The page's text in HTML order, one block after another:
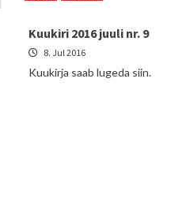
Kuukiri 2016 juuli nr. 9
8. Jul 2016
Kuukirja saab lugeda siin.